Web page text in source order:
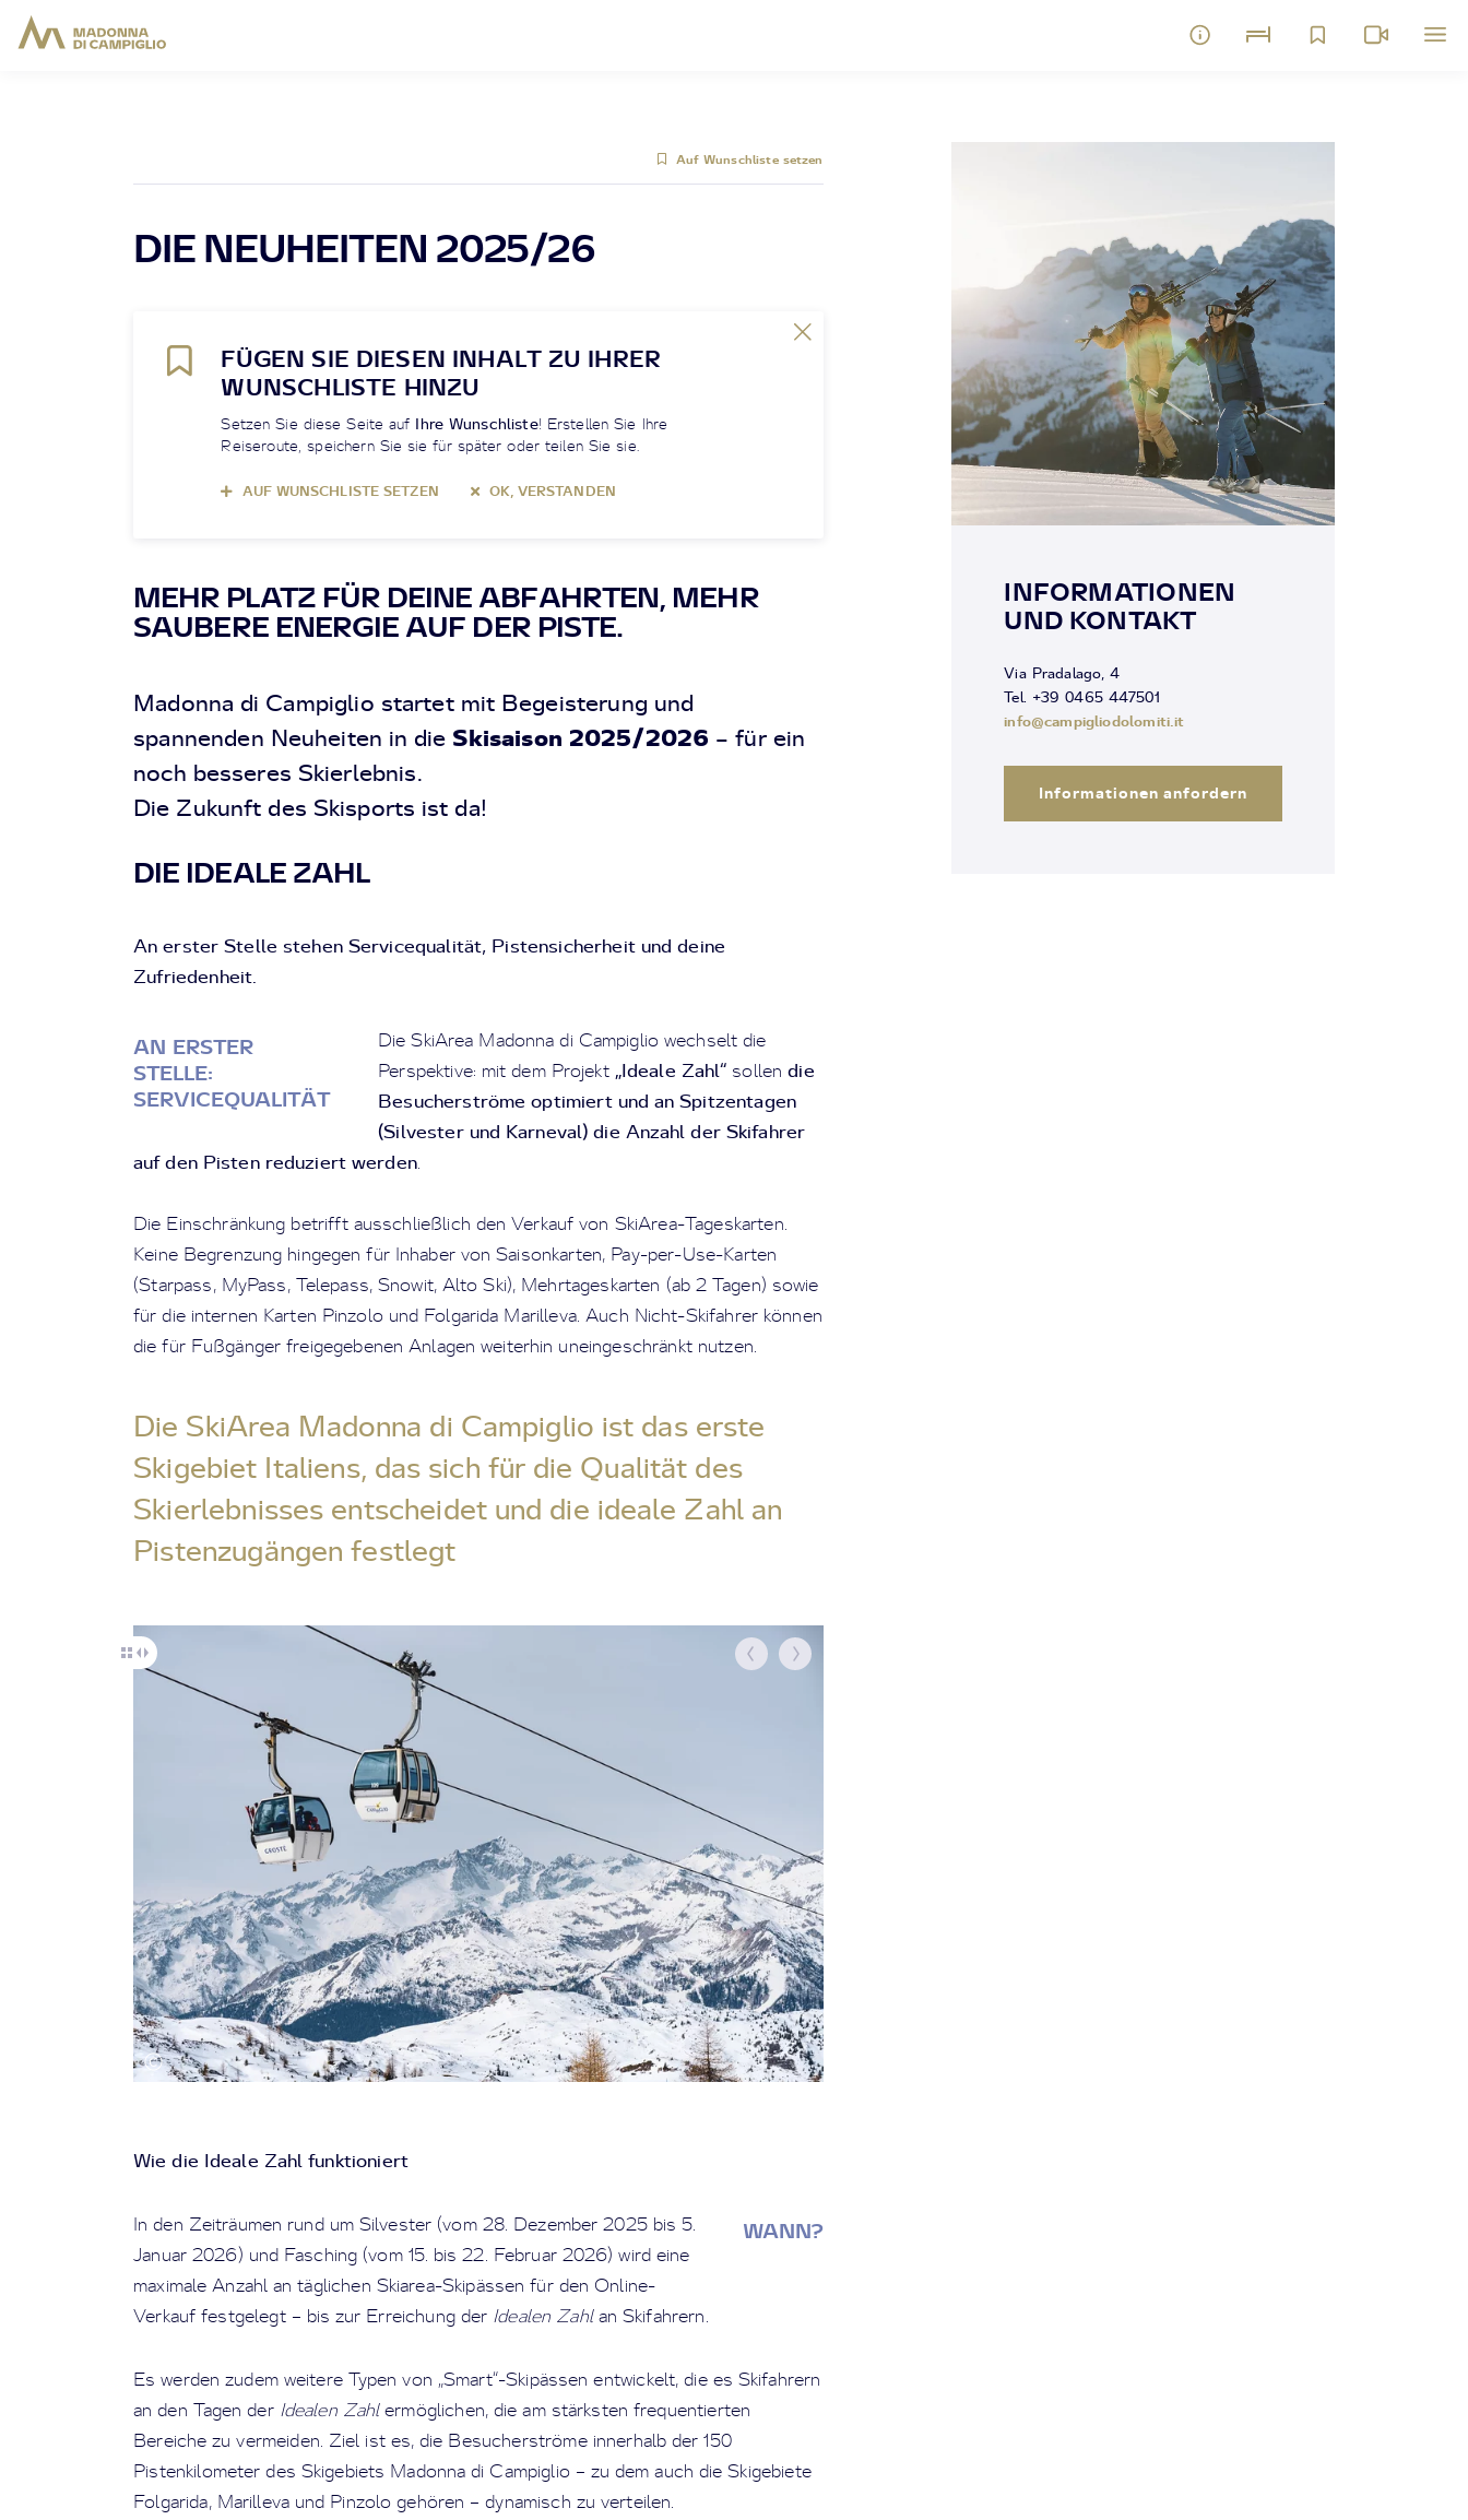
Auf Wunschliste setzen
DIE NEUHEITEN 2025/26
FÜGEN SIE DIESEN INHALT ZU IHRER
WUNSCHLISTE HINZU
Setzen Sie diese Seite auf Ihre Wunschliste! Erstellen Sie Ihre
Reiseroute, speichern Sie sie für später oder teilen Sie sie.
AUF WUNSCHLISTE SETZEN OK, VERSTANDEN
MEHR PLATZ FÜR DEINE ABFAHRTEN, MEHR
SAUBERE ENERGIE AUF DER PISTE.
Madonna di Campiglio startet mit Begeisterung und
spannenden Neuheiten in die Skisaison 2025/2026 – für ein
noch besseres Skierlebnis.
Die Zukunft des Skisports ist da!
DIE IDEALE ZAHL
An erster Stelle stehen Servicequalität, Pistensicherheit und deine
Zufriedenheit.
AN ERSTER
STELLE:
SERVICEQUALITÄT
Die SkiArea Madonna di Campiglio wechselt die
Perspektive: mit dem Projekt „Ideale Zahl“ sollendie
Besucherströme optimiert und an Spitzentagen
(Silvester und Karneval) die Anzahl der Skifahrer
auf den Pisten reduziert werden.
Die Einschränkung betrifft ausschließlich den Verkauf von SkiArea-Tageskarten.
Keine Begrenzung hingegen für Inhaber von Saisonkarten, Pay-per-Use-Karten
(Starpass, MyPass, Telepass, Snowit, Alto Ski), Mehrtageskarten (ab 2 Tagen) sowie
für die internen Karten Pinzolo und Folgarida Marilleva. Auch Nicht-Skifahrer können
die für Fußgänger freigegebenen Anlagen weiterhin uneingeschränkt nutzen.
Die SkiArea Madonna di Campiglio ist das erste
Skigebiet Italiens, das sich für die Qualität des
Skierlebnisses entscheidet und die ideale Zahl an
Pistenzugängen festlegt
Wie die Ideale Zahl funktioniert
WANN?
In den Zeiträumen rund um Silvester (vom 28. Dezember 2025 bis 5.
Januar 2026) und Fasching (vom 15. bis 22. Februar 2026) wird eine
maximale Anzahl an täglichen Skiarea-Skipässen für den Online-
Verkauf festgelegt – bis zur Erreichung der Idealen Zahlan Skifahrern.
Es werden zudem weitere Typen von „Smart“-Skipässen entwickelt, die es Skifahrern
an den Tagen der Idealen Zahlermöglichen, die am stärksten frequentierten
Bereiche zu vermeiden. Ziel ist es, die Besucherströme innerhalb der 150
Pistenkilometer des Skigebiets Madonna di Campiglio – zu dem auch die Skigebiete
Folgarida, Marilleva und Pinzolo gehören – dynamisch zu verteilen.
INFORMATIONEN
UND KONTAKT
Via Pradalago, 4
Tel. +39 0465 447501
info@campigliodolomiti.it
Informationen anfordern